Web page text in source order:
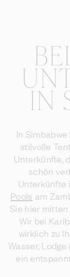
IN
In
stilvolle
Unterkünfte,
schön
Unterkünfte
Pools am
Sie hier
Wir bei
wirklich zu
Wasser,
ein